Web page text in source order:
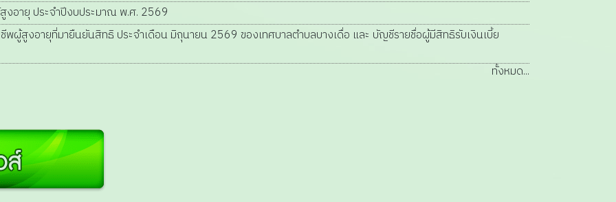
งอายุ ประจำปีงบประมาณ พ.ศ. 2569
ผู้สูงอายุที่มายืนยันสิทธิ ประจำเดือน มิถุนายน 2569 ของเทศบาลตำบลบางเดื่อ และ บัญชีรายชื่อผู้มีสิทธิรับเงินเบี้ย
ทั้งหมด...